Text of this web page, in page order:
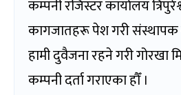
कम्पनी रजिस्टर कार्यालय
कागजातहरू पेश गरी
हामी दुवैजना रहने गरी गोरखा
कम्पनी दर्ता गराएका हौँ ।